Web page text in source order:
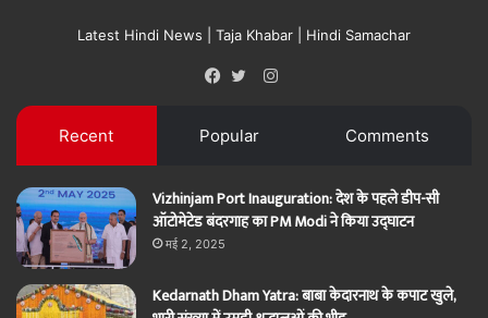
Latest Hindi News | Taja Khabar | Hindi Samachar
Instagram
Recent Popular Comments
Vizhinjam Port Inauguration: देश के पहले डीप-सी
ऑटोमेटेड बंदरगाह का PM Modi ने किया उद्घाटन
मई 2, 2025
Kedarnath Dham Yatra: बाबा केदारनाथ के कपाट खुले,